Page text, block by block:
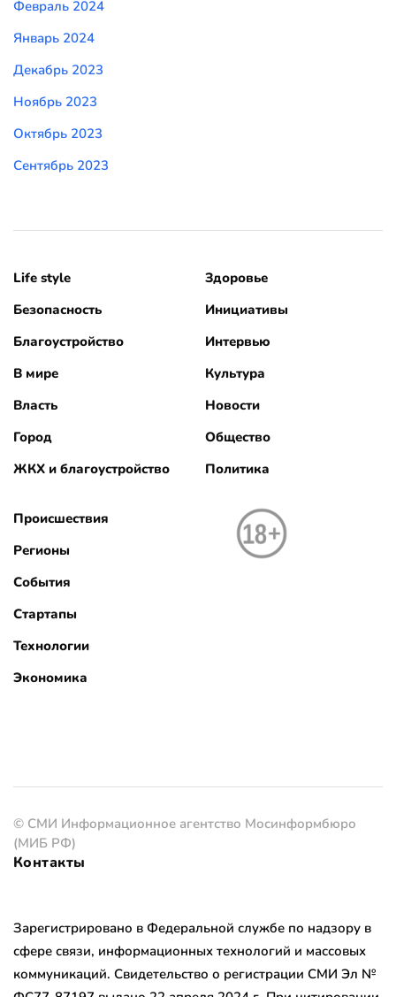
Февраль 2024
Январь 2024
Декабрь 2023
Ноябрь 2023
Октябрь 2023
Сентябрь 2023
Life style
Безопасность
Благоустройство
В мире
Власть
Город
ЖКХ и благоустройство
Здоровье
Инициативы
Интервью
Культура
Новости
Общество
Политика
Происшествия
Регионы
События
Стартапы
Технологии
Экономика
© СМИ Информационное агентство Мосинформбюро
(МИБ РФ)
Контакты
Зарегистрировано в Федеральной службе по надзору в
сфере связи, информационных технологий и массовых
коммуникаций. Свидетельство о регистрации СМИ Эл №